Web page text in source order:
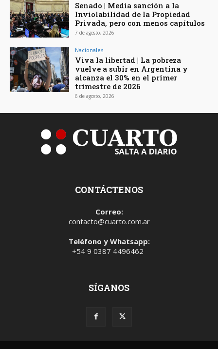
Senado | Media sanción a la
Inviolabilidad de la Propiedad
Privada, pero con menos capítulos
7 de agosto, 2026
Nacionales
Viva la libertad | La pobreza
vuelve a subir en Argentina y
alcanza el 30% en el primer
trimestre de 2026
6 de agosto, 2026
CONTÁCTENOS
Correo:
contacto@cuarto.com.ar
Teléfono y Whatsapp:
+54 9 0387 4496462
SÍGANOS